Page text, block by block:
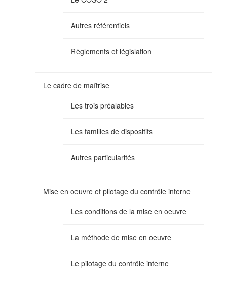
Autres référentiels
Règlements et législation
Le cadre de maîtrise
Les trois préalables
Les familles de dispositifs
Autres particularités
Mise en oeuvre et pilotage du contrôle interne
Les conditions de la mise en oeuvre
La méthode de mise en oeuvre
Le pilotage du contrôle interne